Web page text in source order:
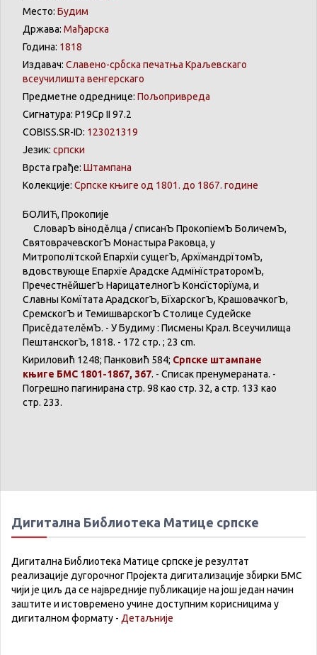
Место: Будим
Држава: Мађарска
Година: 1818
Издавач: Славено-србска печатња Краљевскаго
всеучилишта венгерскаго
Предметне одреднице: Пољопривреда
Сигнатура: Р19Ср II 97.2
COBISS.SR-ID: 123021319
Језик: српски
Врста грађе: Штампана
Колекције: Српске књиге од 1801. до 1867. године
БОЛИЋ, Прокопије
СловарЪ вінодěлца /списанЪ ПрокопіемЪ БоличемЪ,
СвятоврачевскогЪ Монастыра Раковца, у
Митрополїтской Епархїи сущегЪ, АрхїмандрїтомЪ,
вдовствующе Епархїе Арадске АдмїнїстраторомЪ,
ПречестнěйшегЪ НарицателногЪ Консїсторїума, и
Славны Комїтата АрадскогЪ, БїхарскогЪ, КрашовачкогЪ,
СремскогЪ и ТемишварскогЪ Столице Судейске
ПрисěдателěмЪ. - УБудиму: Писмены Крал. Всеучилища
ПештанскогЪ, 1818. - 172 стр. ; 23 cm.
Кириловић 1248; Панковић 584; Српске штампане
књиге БМС 1801-1867, 367. - Списакпренумераната. -
Погрешно пагинирана стр. 98 као стр. 32, а стр. 133 као
стр. 233.
Дигитална Библиотека Матице српске
Дигитална Библиотека Матице српске је резултат
реализације дугорочног Пројекта дигитализације збирки БМС
чији је циљ да се највредније публикације на још један начин
заштите и истовремено учине доступним корисницима у
дигиталном формату - Детаљније